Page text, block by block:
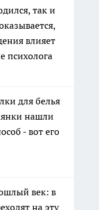
так и
влияет
психолога
для белья
нашли
- вот его
век: в
на эту